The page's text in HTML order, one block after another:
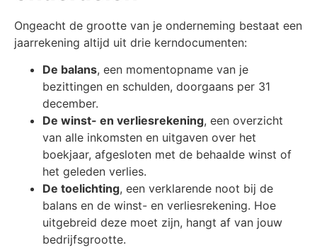
Ongeacht de grootte van je onderneming bestaat een
jaarrekening altijd uit drie kerndocumenten:
De balans, een momentopname van je
bezittingen en schulden, doorgaans per 31
december.
De winst- en verliesrekening, een overzicht
van alle inkomsten en uitgaven over het
boekjaar, afgesloten met de behaalde winst of
het geleden verlies.
De toelichting, een verklarende noot bij de
balans en de winst- en verliesrekening. Hoe
uitgebreid deze moet zijn, hangt af van jouw
bedrijfsgrootte.